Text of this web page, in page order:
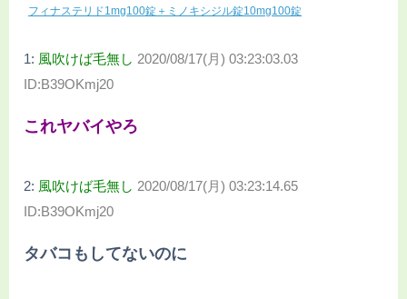
フィナステリド1mg100錠＋ミノキシジル錠10mg100錠
1: 風吹けば毛無し 2020/08/17(月) 03:23:03.03
ID:B39OKmj20
これヤバイやろ
2: 風吹けば毛無し 2020/08/17(月) 03:23:14.65
ID:B39OKmj20
タバコもしてないのに